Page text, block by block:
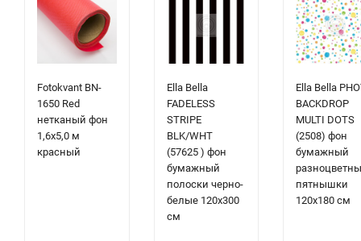
Fotokvant BN-
1650 Red
нетканый фон
1,6х5,0 м
красный
Ella Bella
FADELESS
STRIPE
BLK/WHT
(57625 ) фон
бумажный
полоски черно-
белые 120х300
см
Ella Bella
BACKDROP
MULTI DOTS
(2508) фон
бумажный
пятнышки
120х180 см